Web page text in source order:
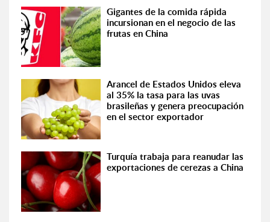
Gigantes de la comida rápida
incursionan en el negocio de las
frutas en China
Arancel de Estados Unidos eleva
al 35% la tasa para las uvas
brasileñas y genera preocupación
en el sector exportador
Turquía trabaja para reanudar las
exportaciones de cerezas a China